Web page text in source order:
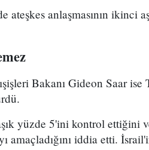
ateşkes anlaşmasının ikinci
Bakanı Gideon Saar
yüzde 5'ini kontrol ettiğini
iddia etti.